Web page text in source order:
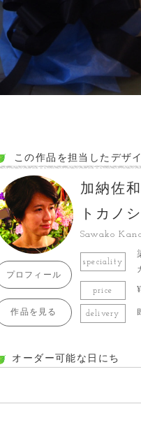
この作品を担当したデザ
プロフィール
作品を見る
加納佐
トカノ
Sawako
speciality
price
delivery
オーダー可能な日にち